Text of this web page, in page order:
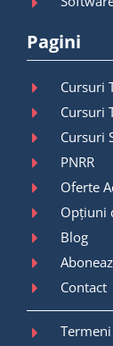
Pagini
Cursuri
Cursuri
Cursuri
PNRR
Oferte
Opțiuni
Blog
Contact